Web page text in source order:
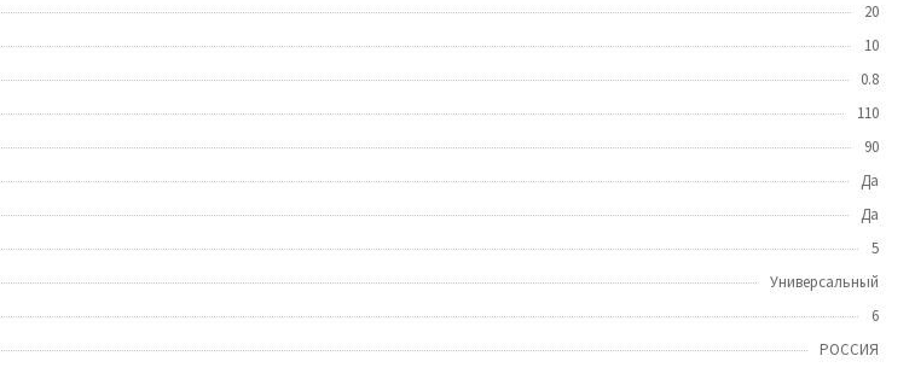
20
10
0.8
110
90
Да
Да
5
Универсальный
6
РОССИЯ